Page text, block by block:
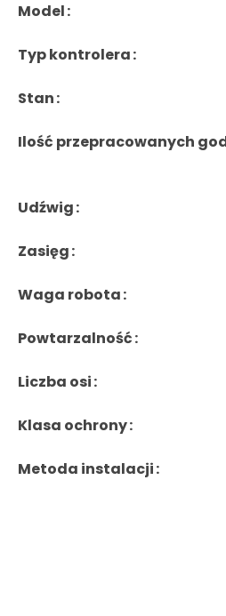
Model
Typ kontrolera
Stan
Ilość przepracowanych
Udźwig
Zasięg
Waga robota
Powtarzalność
Liczba osi
Klasa ochrony
Metoda instalacji